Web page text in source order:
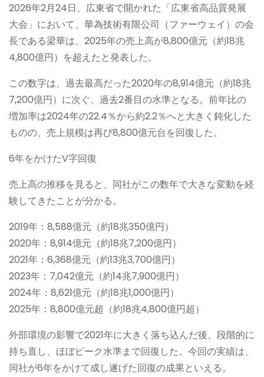
2026年2月24日、広東省で開かれた「広東省高品質発展
大会」において、華為技術有限公司（ファーウェイ）の会
長である梁華は、2025年の売上高が8,800億元（約18兆
4,800億円）を超えたと発表した。
この数字は、過去最高だった2020年の8,914億元（約18兆
7,200億円）に次ぐ、過去2番目の水準となる。前年比の
増加率は2024年の22.4％から約2.2％へと大きく鈍化した
ものの、売上規模は再び8,800億元台を回復した。
6年をかけたV字回復
売上高の推移を見ると、同社がこの数年で大きな変動を経
験してきたことが分かる。
2019年：8,588億元（約18兆350億円）
2020年：8,914億元（約18兆7,200億円）
2021年：6,368億元（約13兆3,700億円）
2023年：7,042億元（約14兆7,900億円）
2024年：8,621億元（約18兆1,000億円）
2025年：8,800億元超（約18兆4,800億円超）
外部環境の影響で2021年に大きく落ち込んだ後、段階的に
持ち直し、ほぼピーク水準まで回復した。今回の実績は、
同社が6年をかけて成し遂げた回復の成果といえる。